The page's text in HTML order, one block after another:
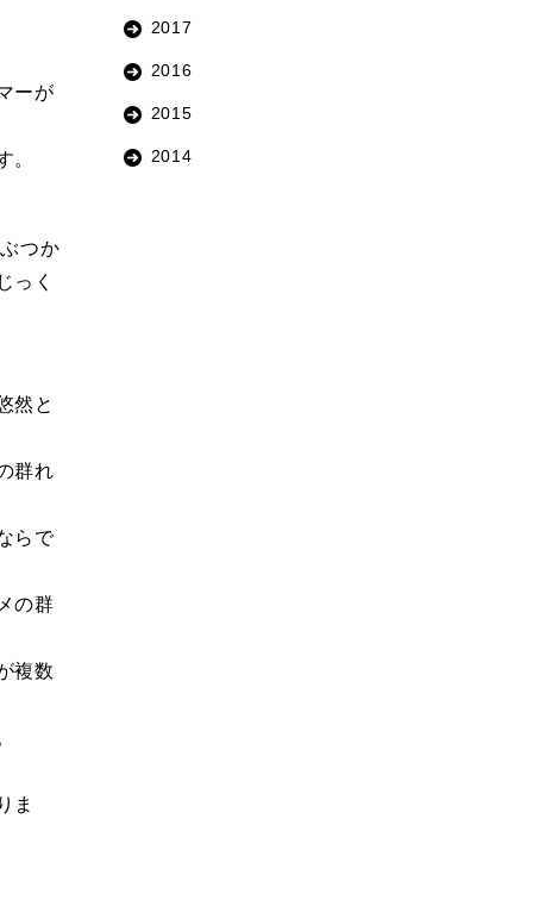
ーが
。
つか
っく
然と
群れ
らで
の群
複数
ま
2017
2016
2015
2014